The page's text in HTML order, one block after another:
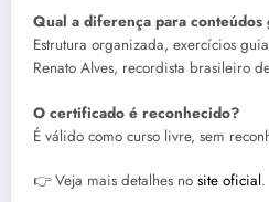
Qual a diferença para conteúdos
Estrutura organizada, exercícios
Renato Alves, recordista brasileiro
O certificado é reconhecido?
É válido como curso livre, sem
👉 Veja mais detalhes no site oficial.